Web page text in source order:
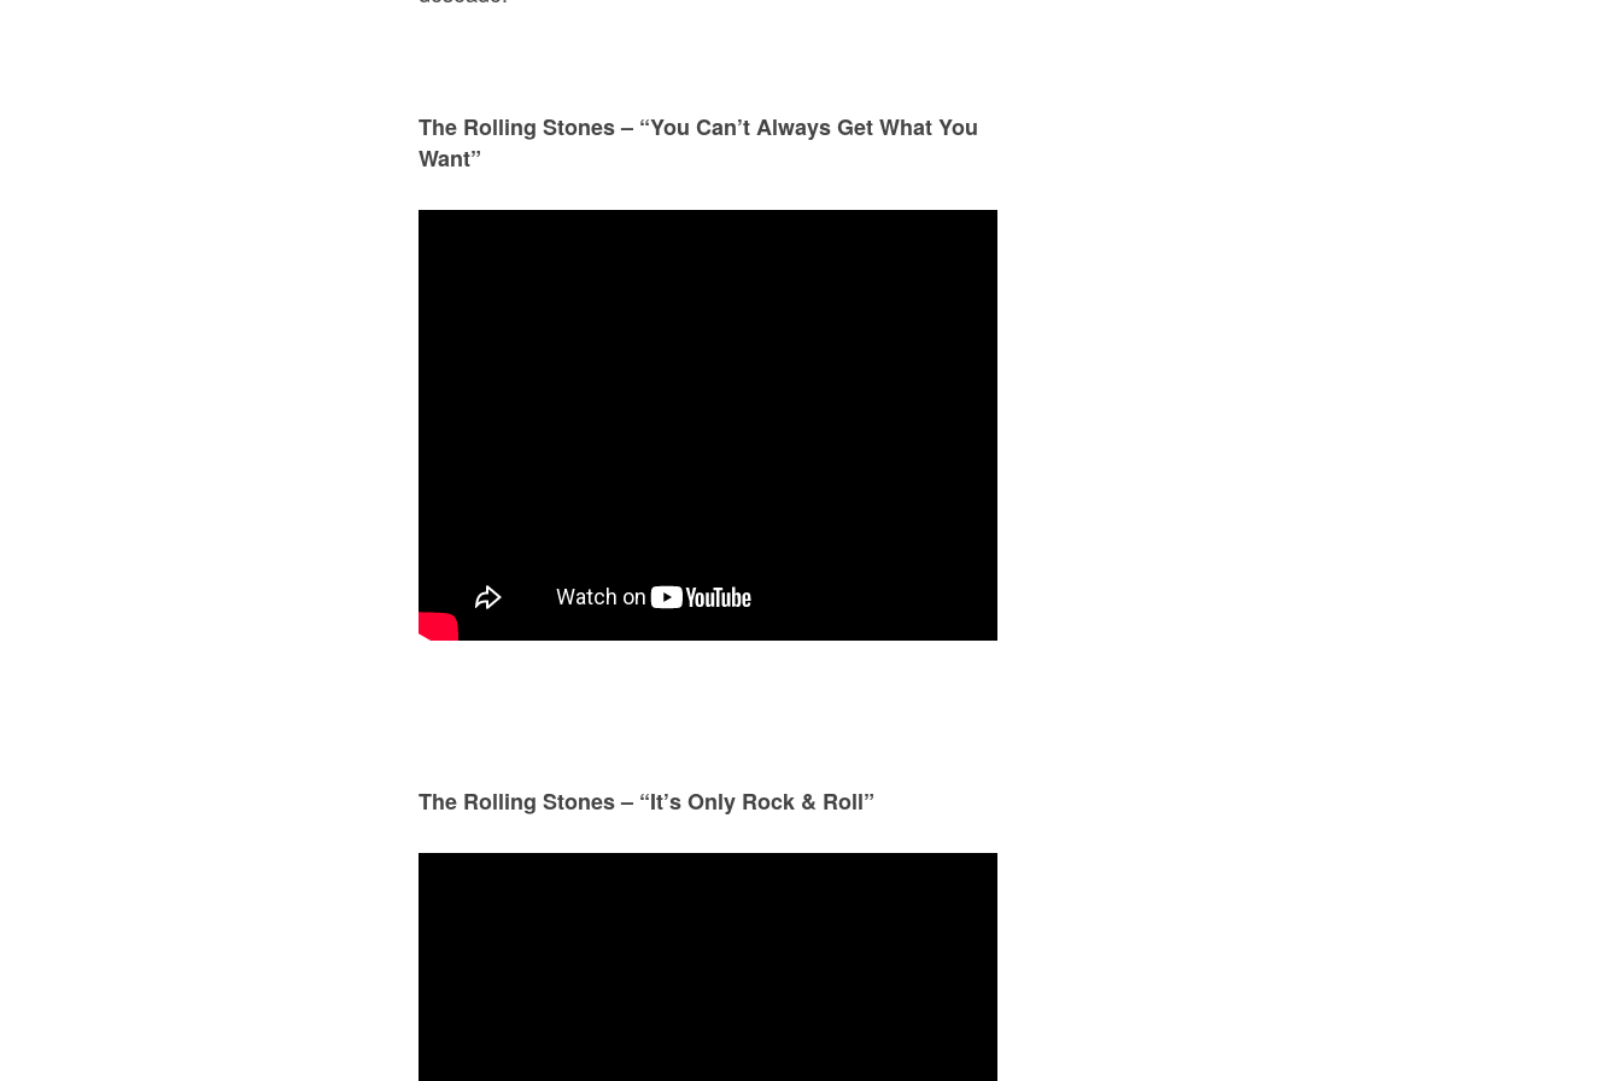
The Rolling Stones – “You Can’t Always Get What You
Want”
The Rolling Stones – “It’s Only Rock & Roll”